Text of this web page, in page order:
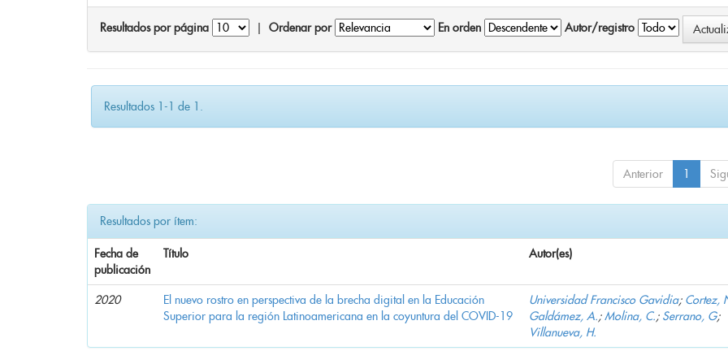
Resultados por página Ordenar por En orden Autor/registro
Resultados 1-1 de 1.
Anterior 1
Resultados por ítem:
Fecha de
publicación
Título Autor(es)
2020
El nuevo rostro en perspectiva de la brecha digital en la Educación
Superior para la región Latinoamericana en la coyuntura del COVID-19
Universidad Francisco Gavidia; Cortez,
Galdámez, A.;Molina, C.; Serrano, G;
Villanueva, H.